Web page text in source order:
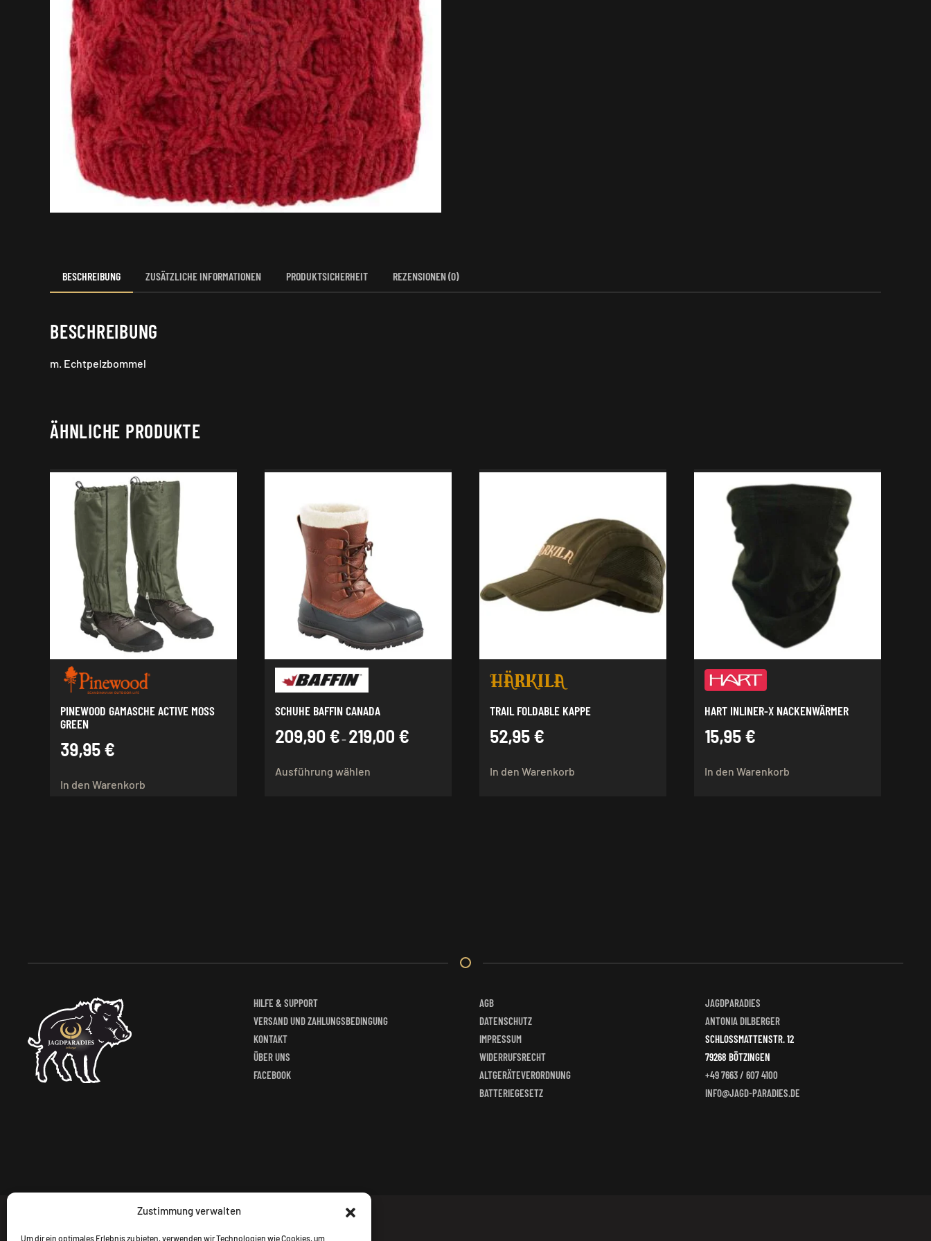
Zustimmung verwalten
Um dir ein optimales Erlebnis zu bieten, verwenden wir Technologien wie Cookies, um
BESCHREIBUNG ZUSÄTZLICHE INFORMATIONEN PRODUKTSICHERHEIT REZENSIONEN (0)
BESCHREIBUNG
m. Echtpelzbommel
ÄHNLICHE PRODUKTE
PINEWOOD GAMASCHE ACTIVE MOSS
GREEN
39,95 €
In den Warenkorb
SCHUHE BAFFIN CANADA
209,90 €– 219,00 €
Ausführung wählen
TRAIL FOLDABLE KAPPE
52,95 €
In den Warenkorb
HART INLINER-X NACKENWÄRMER
15,95 €
In den Warenkorb
HILFE & SUPPORT
VERSAND UND ZAHLUNGSBEDINGUNG
KONTAKT
ÜBER UNS
FACEBOOK
AGB
DATENSCHUTZ
IMPRESSUM
WIDERRUFSRECHT
ALTGERÄTEVERORDNUNG
BATTERIEGESETZ
JAGDPARADIES
ANTONIA DILBERGER
SCHLOSSMATTENSTR. 12
79268 BÖTZINGEN
+49 7663 / 607 4100
INFO@JAGD-PARADIES.DE